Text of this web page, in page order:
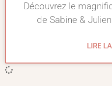
Découvrez le
de Sabine &
LIRE